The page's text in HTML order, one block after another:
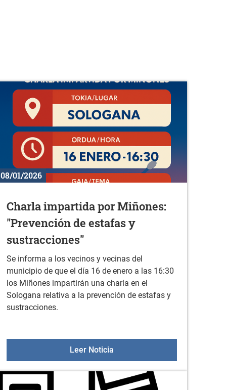
08/01/2026
Charla impartida por Miñones:
"Prevención de estafas y
sustracciones"
Se informa a los vecinos y vecinas del
municipio de que el día 16 de enero a las 16:30
los Miñones impartirán una charla en el
Sologana relativa a la prevención de estafas y
sustracciones.
Leer Noticia